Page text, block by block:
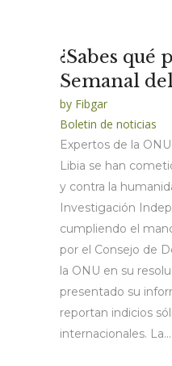
¿Sabes qué
Semanal
by Fibgar
Boletin de noticias
Expertos de la
Libia se han
y contra la
Investigación
cumpliendo el
por el Consejo de
la ONU en su
presentado su
reportan indicios
internacionales. La...